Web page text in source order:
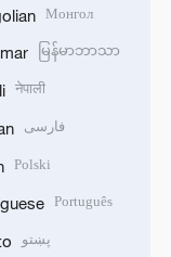
Монгол
မြန်မာဘာသာ
नेपाली
فارسی
Polski
Português
پښتو